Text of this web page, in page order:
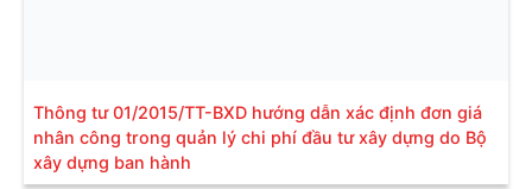
Thông tư 01/2015/TT-BXD hướng dẫn xác định đơn giá
nhân công trong quản lý chi phí đầu tư xây dựng do Bộ
xây dựng ban hành